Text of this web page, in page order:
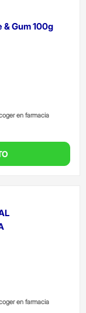
Gum 100g
en farmacia
en farmacia